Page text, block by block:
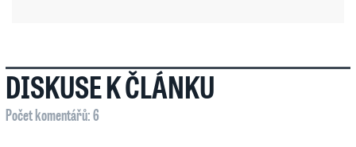
DISKUSE K ČLÁNKU
Počet komentářů: 6